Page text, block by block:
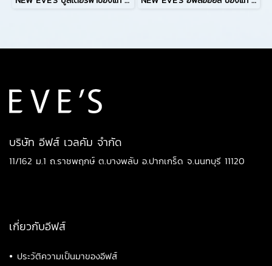
บริษัท อีฟส์ เวลคัม จำกัด
11/162 ม.1 ถ.ราชพฤกษ์ ต.บางพลับ อ.ปากเกร็ด จ.นนทบุรี 11120
เกี่ยวกับอีฟส์
• ประวัติความเป็นมาของอีฟส์